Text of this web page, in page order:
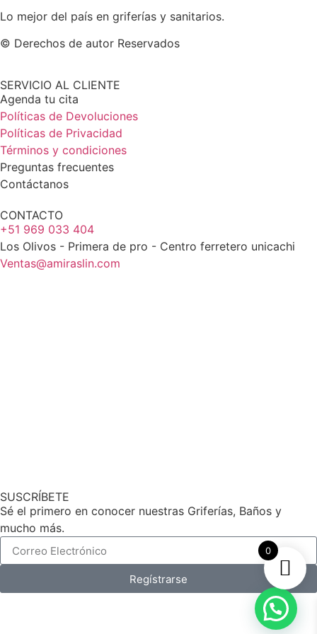
Lo mejor del país en griferías y sanitarios.
© Derechos de autor Reservados
SERVICIO AL CLIENTE
Agenda tu cita
Políticas de Devoluciones
Políticas de Privacidad
Términos y condiciones
Preguntas frecuentes
Contáctanos
CONTACTO
+51 969 033 404
Los Olivos - Primera de pro - Centro ferretero unicachi
Ventas@amiraslin.com
SUSCRÍBETE
Sé el primero en conocer nuestras Griferías, Baños y
mucho más.
Regístrarse
0